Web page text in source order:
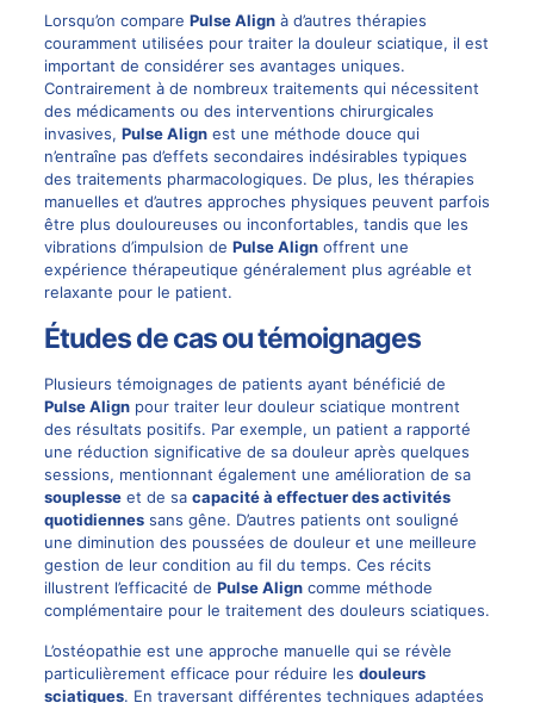
Lorsqu’on compare Pulse Alignà d’autres thérapies
couramment utilisées pour traiter la douleur sciatique, il est
important de considérer ses avantages uniques.
Contrairement à de nombreux traitements qui nécessitent
des médicaments ou des interventions chirurgicales
invasives, Pulse Alignest une méthode douce qui
n’entraîne pas d’effets secondaires indésirables typiques
des traitements pharmacologiques. De plus, les thérapies
manuelles et d’autres approches physiques peuvent parfois
être plus douloureuses ou inconfortables, tandis que les
vibrations d’impulsion de Pulse Alignoffrent une
expérience thérapeutique généralement plus agréable et
relaxante pour le patient.
Études de cas ou témoignages
Plusieurs témoignages de patients ayant bénéficié de
Pulse Alignpour traiter leur douleur sciatique montrent
des résultats positifs. Par exemple, un patient a rapporté
une réduction significative de sa douleur après quelques
sessions, mentionnant également une amélioration de sa
souplesseet de sa capacité à effectuer des activités
quotidiennessans gêne. D’autres patients ont souligné
une diminution des poussées de douleur et une meilleure
gestion de leur condition au fil du temps. Ces récits
illustrent l’efficacité de Pulse Aligncomme méthode
complémentaire pour le traitement des douleurs sciatiques.
L’ostéopathie est une approche manuelle qui se révèle
particulièrement efficace pour réduire les douleurs
sciatiques. En traversant différentes techniques adaptées